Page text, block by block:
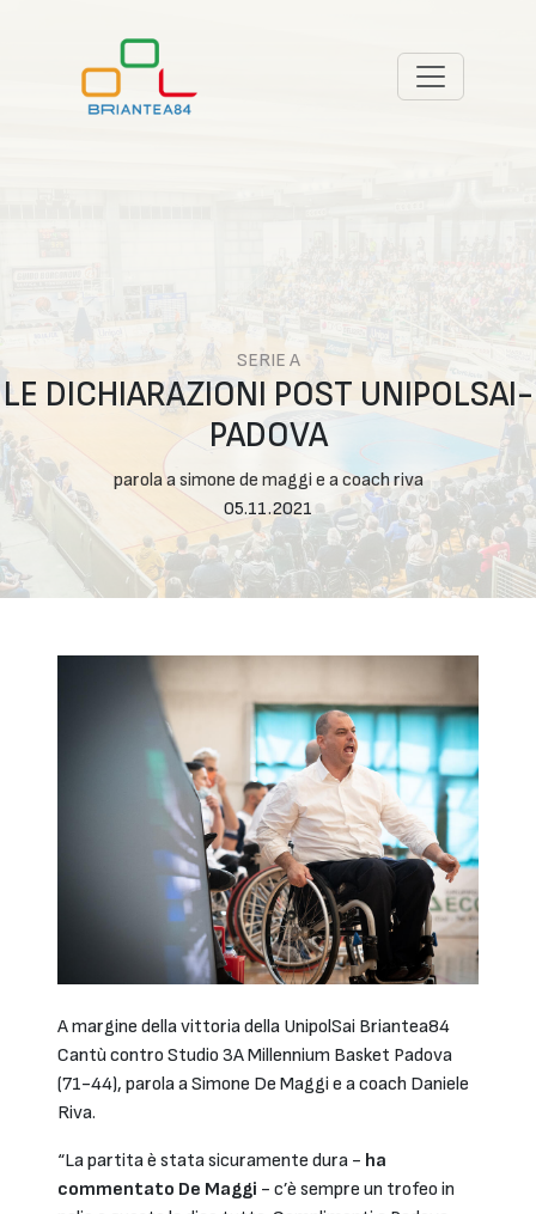
SERIE A
LE DICHIARAZIONI POST UNIPOLSAI-
PADOVA
parola a simone de maggi e a coach riva
05.11.2021
A margine della vittoria della UnipolSai Briantea84
Cantù contro Studio 3A Millennium Basket Padova
(71-44), parola a Simone De Maggi e a coach Daniele
Riva.
“La partita è stata sicuramente dura - ha
commentato De Maggi - c’è sempre un trofeo in